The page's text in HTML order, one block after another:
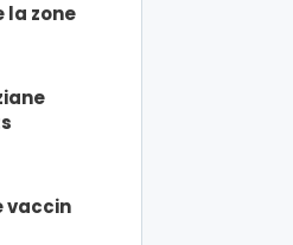
la zone
vaccin